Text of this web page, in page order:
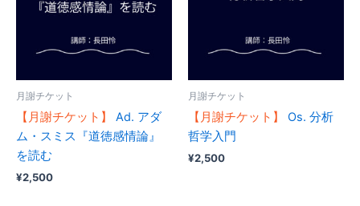
月謝チケット
【月謝チケット】
Ad. アダ
ム・スミス『道徳感情論』
を読む
¥2,500
月謝チケット
【月謝チケット】
Os. 分析
哲学入門
¥2,500